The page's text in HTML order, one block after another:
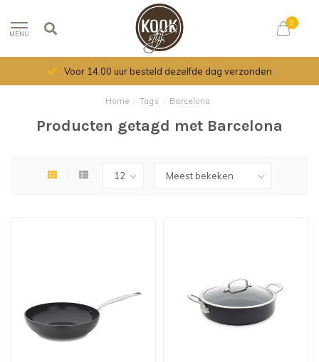
MENU
0
Voor 14.00 uur besteld dezelfde dag verzonden
Home / Tags / Barcelona
Producten getagd met Barcelona